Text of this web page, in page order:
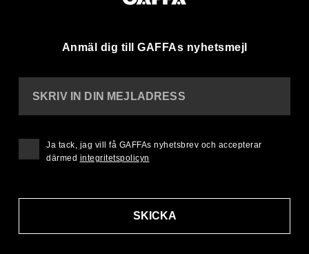
Anmäl dig till GAFFAs nyhetsmejl
SKRIV IN DIN MEJLADRESS
SKICKA
Ja tack, jag vill få GAFFAs nyhetsbrev och accepterar
därmed integritetspolicyn